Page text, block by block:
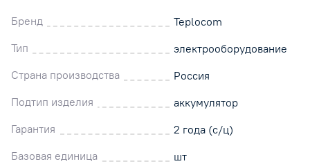
Бренд
Teplocom
Тип
электрооборудование
Страна производства
Россия
Подтип изделия
аккумулятор
Гарантия
2 года (с/ц)
Базовая единица
шт